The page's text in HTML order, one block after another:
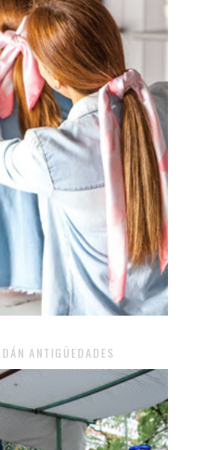
ANTIGÜEDADES